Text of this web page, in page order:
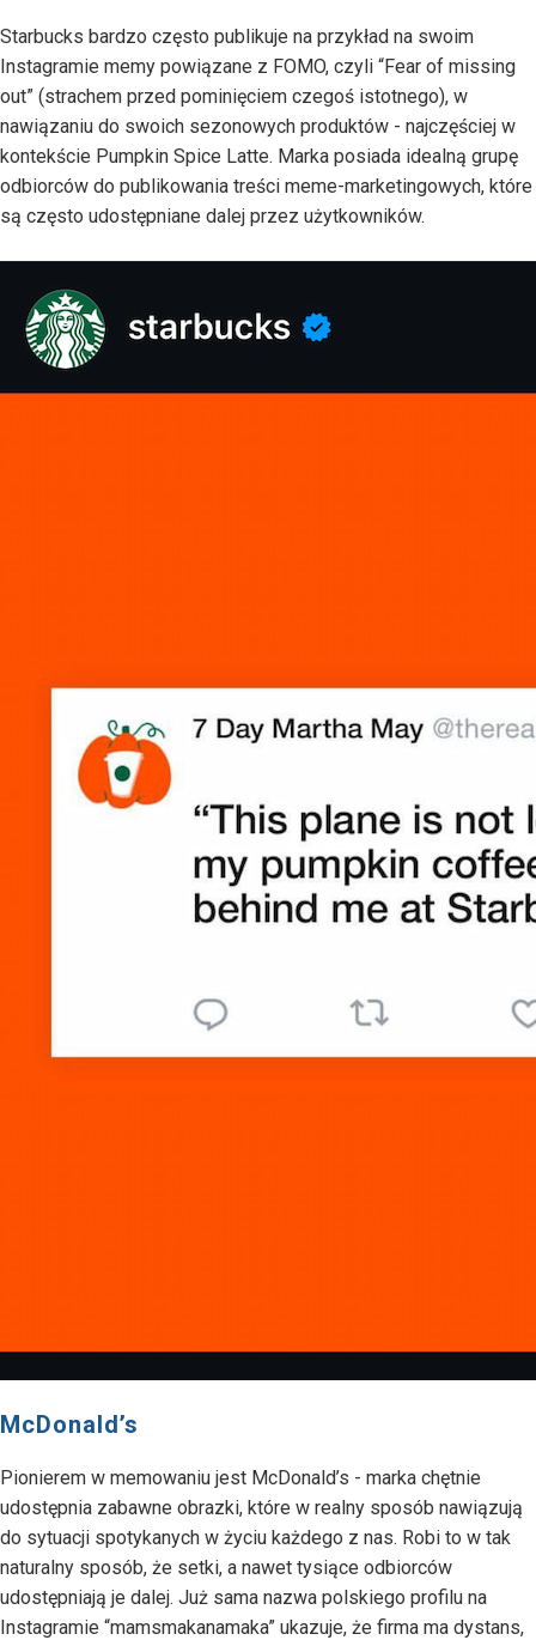
Starbucks bardzo często publikuje na przykład na swoim
Instagramie memy powiązane z FOMO, czyli “Fear of missing
out” (strachem przed pominięciem czegoś istotnego), w
nawiązaniu do swoich sezonowych produktów - najczęściej w
kontekście Pumpkin Spice Latte. Marka posiada idealną grupę
odbiorców do publikowania treści meme-marketingowych, które
są często udostępniane dalej przez użytkowników.
McDonald’s
Pionierem w memowaniu jest McDonald’s - marka chętnie
udostępnia zabawne obrazki, które w realny sposób nawiązują
do sytuacji spotykanych w życiu każdego z nas. Robi to w tak
naturalny sposób, że setki, a nawet tysiące odbiorców
udostępniają je dalej. Już sama nazwa polskiego profilu na
Instagramie “mamsmakanamaka” ukazuje, że firma ma dystans,